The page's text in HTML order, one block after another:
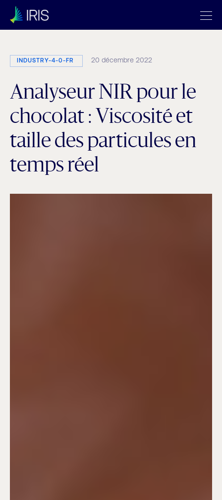
INDUSTRY-4-0-FR 20 décembre 2022
Analyseur NIR pour le
chocolat : Viscosité et
taille des particules en
temps réel